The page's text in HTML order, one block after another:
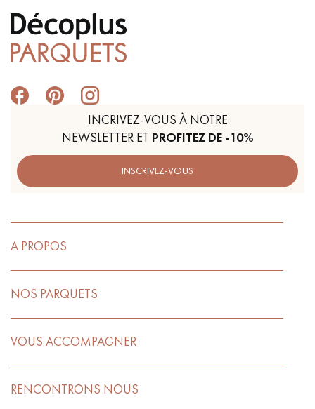
INCRIVEZ-VOUS À NOTRE
NEWSLETTER ET PROFITEZ DE -10%
INSCRIVEZ-VOUS
A PROPOS
NOS PARQUETS
VOUS ACCOMPAGNER
RENCONTRONS NOUS